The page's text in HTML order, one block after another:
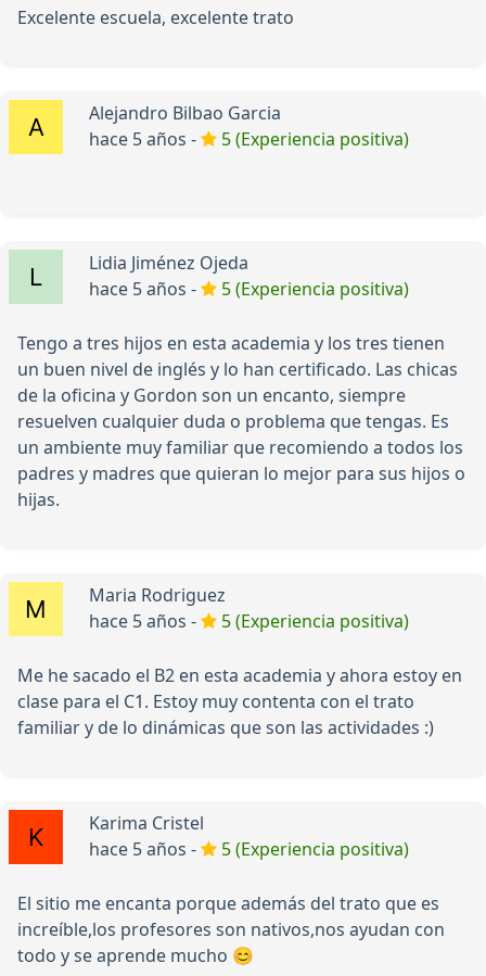
Excelente escuela, excelente trato
Alejandro Bilbao Garcia
hace 5 años -
5 (Experiencia positiva)
Lidia Jiménez Ojeda
hace 5 años -
5 (Experiencia positiva)
Tengo a tres hijos en esta academia y los tres tienen
un buen nivel de inglés y lo han certificado. Las chicas
de la oficina y Gordon son un encanto, siempre
resuelven cualquier duda o problema que tengas. Es
un ambiente muy familiar que recomiendo a todos los
padres y madres que quieran lo mejor para sus hijos o
hijas.
Maria Rodriguez
hace 5 años -
5 (Experiencia positiva)
Me he sacado el B2 en esta academia y ahora estoy en
clase para el C1. Estoy muy contenta con el trato
familiar y de lo dinámicas que son las actividades :)
Karima Cristel
hace 5 años -
5 (Experiencia positiva)
El sitio me encanta porque además del trato que es
increíble,los profesores son nativos,nos ayudan con
todo y se aprende mucho 😊